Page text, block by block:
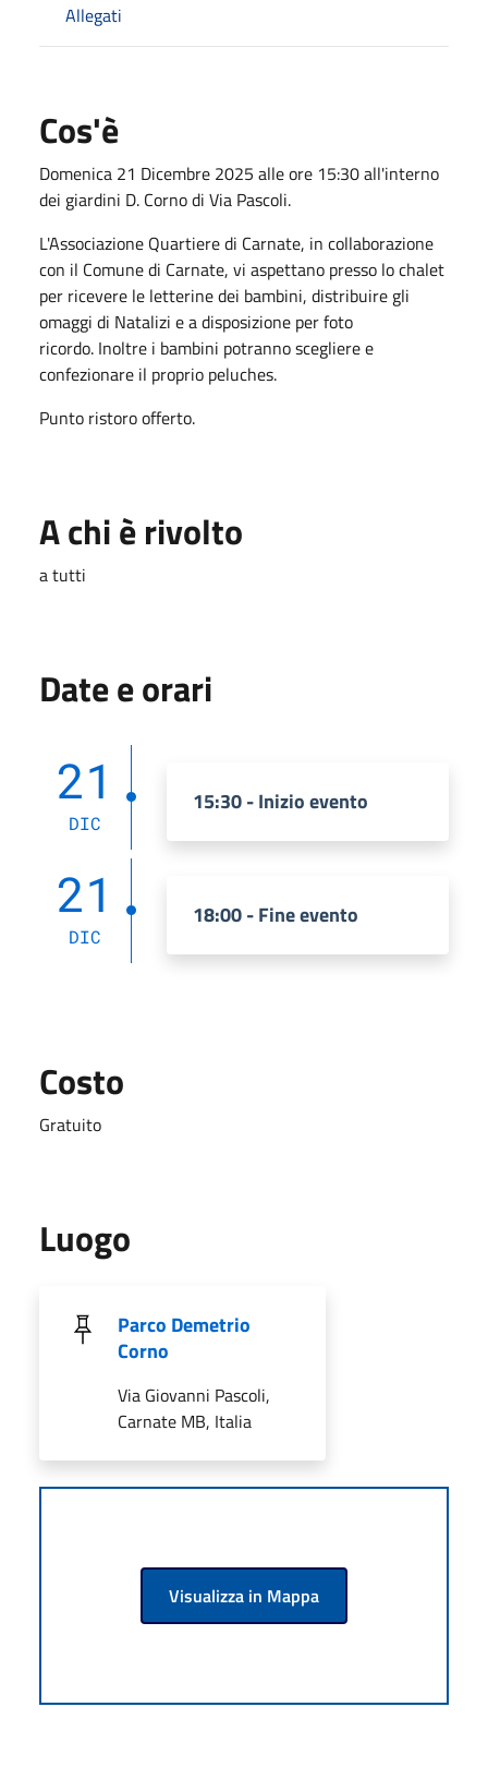
Allegati
Cos'è
Domenica 21 Dicembre 2025 alle ore 15:30 all'interno
dei giardini D. Corno di Via Pascoli.
L'Associazione Quartiere di Carnate, in collaborazione
con il Comune di Carnate, vi aspettano presso lo chalet
per ricevere le letterine dei bambini, distribuire gli
omaggi di Natalizi e a disposizione per foto
ricordo. Inoltre i bambini potranno scegliere e
confezionare il proprio peluches.
Punto ristoro offerto.
A chi è rivolto
a tutti
Date e orari
21
DIC
15:30 - Inizio evento
21
DIC
18:00 - Fine evento
Costo
Gratuito
Luogo
Parco Demetrio
Corno
Via Giovanni Pascoli,
Carnate MB, Italia
Visualizza in Mappa